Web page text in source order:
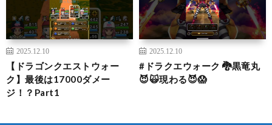
2025.12.10
【ドラゴンクエストウォー
ク】最後は17000ダメー
ジ！？Part1
2025.12.10
#ドラクエウォーク 🐉黒竜丸
😈🙀現わる😈😱